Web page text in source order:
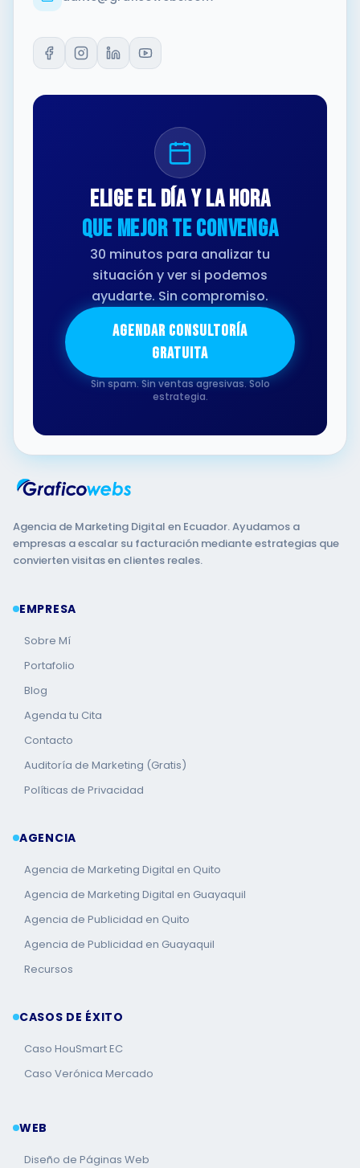
Elige el día y la hora
que mejor te convenga
30 minutos para analizar tu
situación y ver si podemos
ayudarte. Sin compromiso.
AGENDAR CONSULTORÍA
GRATUITA
Sin spam. Sin ventas agresivas. Solo
estrategia.
Agencia de Marketing Digital en Ecuador. Ayudamos a
empresas a escalar su facturación mediante estrategias que
convierten visitas en clientes reales.
EMPRESA
Sobre Mí
Portafolio
Blog
Agenda tu Cita
Contacto
Auditoría de Marketing (Gratis)
Políticas de Privacidad
AGENCIA
Agencia de Marketing Digital en Quito
Agencia de Marketing Digital en Guayaquil
Agencia de Publicidad en Quito
Agencia de Publicidad en Guayaquil
Recursos
CASOS DE ÉXITO
Caso HouSmart EC
Caso Verónica Mercado
WEB
Diseño de Páginas Web